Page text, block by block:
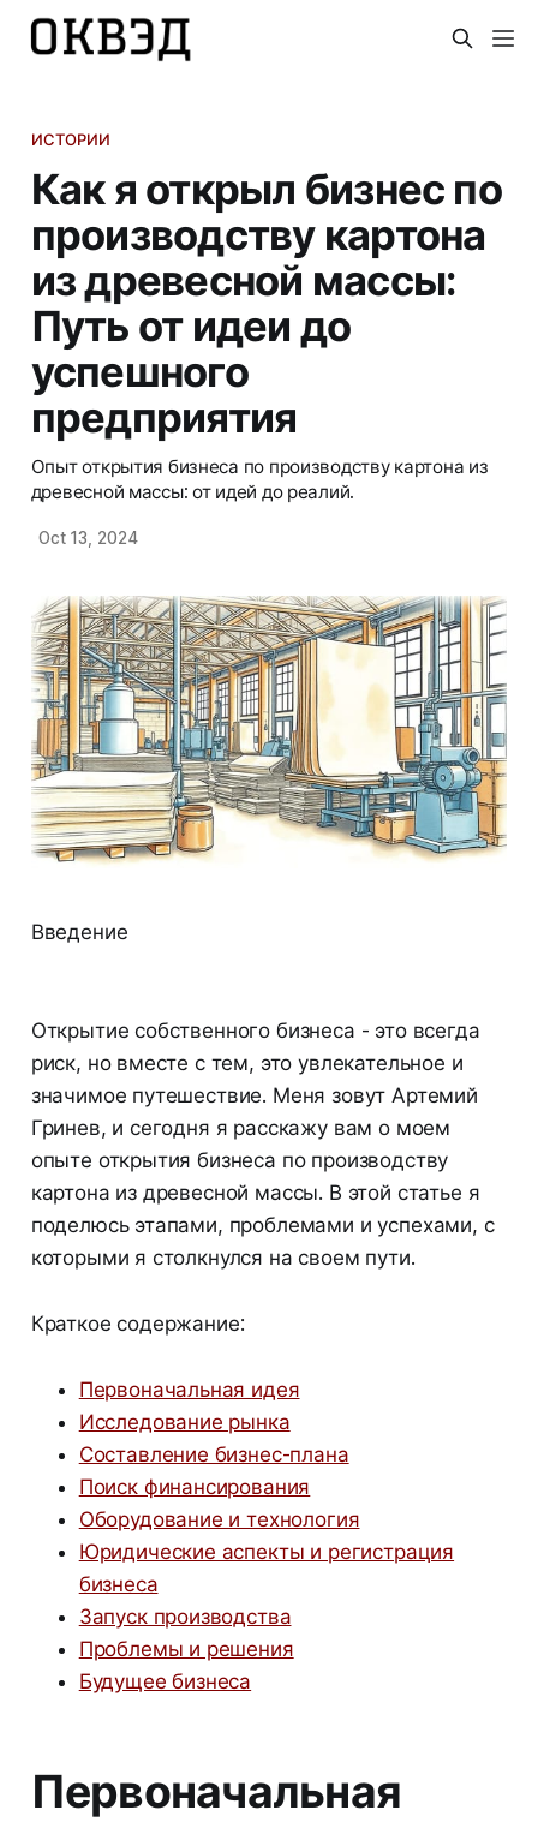
ИСТОРИИ
Как я открыл бизнес по
производству картона
из древесной массы:
Путь от идеи до
успешного
предприятия
Опыт открытия бизнеса по производству картона из
древесной массы: от идей до реалий.
Oct 13, 2024
Введение
Открытие собственного бизнеса - это всегда
риск, но вместе с тем, это увлекательное и
значимое путешествие. Меня зовут Артемий
Гринев, и сегодня я расскажу вам о моем
опыте открытия бизнеса по производству
картона из древесной массы. В этой статье я
поделюсь этапами, проблемами и успехами, с
которыми я столкнулся на своем пути.
Краткое содержание:
Первоначальная идея
Исследование рынка
Составление бизнес-плана
Поиск финансирования
Оборудование и технология
Юридические аспекты и регистрация
бизнеса
Запуск производства
Проблемы и решения
Будущее бизнеса
Первоначальная